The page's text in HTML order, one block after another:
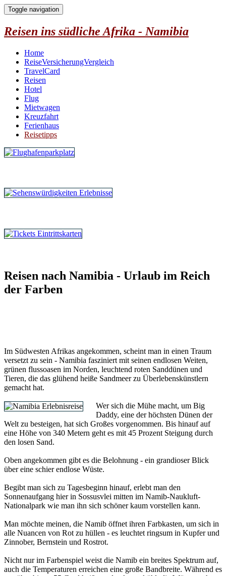
Toggle navigation
Reisen ins südliche Afrika - Namibia
Home
ReiseVersicherungVergleich
TravelCard
Reisen
Hotel
Flug
Mietwagen
Kreuzfahrt
Ferienhaus
Reisetipps
Reisen nach Namibia - Urlaub im Reich
der Farben
Im Südwesten Afrikas angekommen, scheint man in einen Traum
versetzt zu sein - Namibia fasziniert mit seinen endlosen Weiten,
grünen flussoasen im Norden, leuchtend roten Sanddünen und
Tieren, die das glühend heiße Sandmeer zu Überlebenskünstlern
gemacht hat.
Wer sich die Mühe macht, um Big
Daddy, eine der höchsten Dünen der
Welt zu besteigen, hat sich Großes vorgenommen. Bis hinauf auf
eine Höhe von 340 Metern geht es mit 45 Prozent Steigung durch
den losen Sand.
Oben angekommen gibt es die Belohnung - ein grandioser Blick
über eine schier endlose Wüste.
Begibt man sich zu Tagesbeginn hinauf, erlebt man den
Sonnenaufgang hier in Sossusvlei mitten im Namib-Naukluft-
Nationalpark wie man ihn sich schöner kaum vorstellen kann.
Man möchte meinen, die Namib öffnet ihren Farbkasten, um sich in
alle Nuancen von Rot zu hüllen - es leuchtet ringsum in Kupfer und
Zinnober, Bernstein und Rostrot.
Nicht nur im Farbenspiel weist die Namib ein breites Spektrum auf,
auch die Temperaturen erreichen eine große Bandbreite. Während es